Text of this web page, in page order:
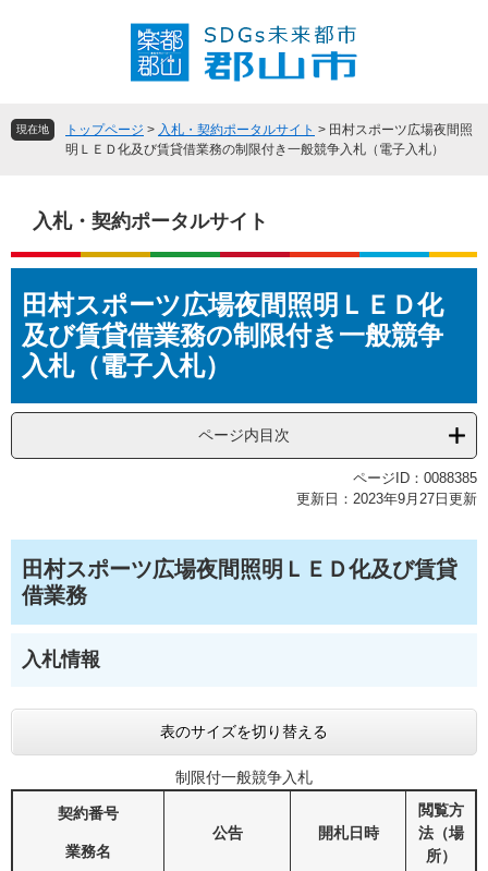
頭
飛
へ
現在地 トップページ > 入札・契約ポータルサイト > 田村スポーツ広場夜間照
明ＬＥＤ化及び賃貸借業務の制限付き一般競争入札（電子入札）
入札・契約ポータルサイト
田村スポーツ広場夜間照明ＬＥＤ化
及び賃貸借業務の制限付き一般競争
入札（電子入札）
ページ内目次
ページID：0088385
更新日：2023年9月27日更新
田村スポーツ広場夜間照明ＬＥＤ化及び賃貸
借業務
入札情報
表のサイズを切り替える
制限付一般競争入札
契約番号
業務名
公告 開札日時
閲覧方
法（場
所）